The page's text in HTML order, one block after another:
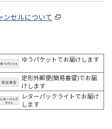
ンセルについて
ゆうパケットでお届けします
定形外郵便(簡易書留)でお届
けします
レターパックライトでお届け
します